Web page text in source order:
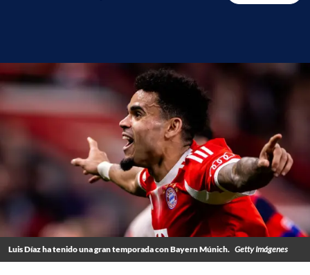
Luis Díaz ha tenido una gran temporada con Bayern Múnich. Getty Imágenes